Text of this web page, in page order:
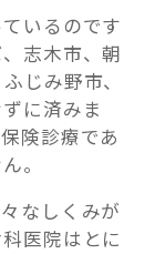
いるのです
志木市、朝
じみ野市、
に済みま
険診療であ
。
なしくみが
医院はとに